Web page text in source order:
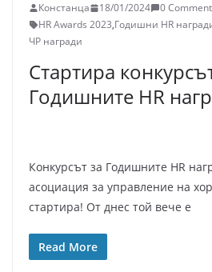
Констанца 18/01/2024
0
HR Awards 2023,Годишни HR
ЧР награди
Стартира
Годишните HR
Конкурсът за Годишните HR
асоциация за управление на
стартира! От днес той вече е
Read More